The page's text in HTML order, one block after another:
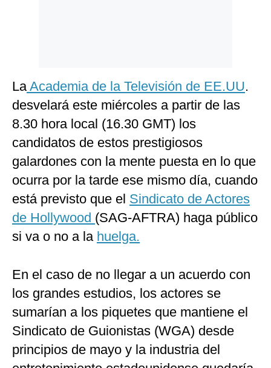
LaAcademia de la Televisión de EE.UU.
desvelará este miércoles a partir de las
8.30 hora local (16.30 GMT) los
candidatos de estos prestigiosos
galardones con la mente puesta en lo que
ocurra por la tarde ese mismo día, cuando
está previsto que el Sindicato de Actores
de Hollywood (SAG-AFTRA) haga público
si va o no a la huelga.
En el caso de no llegar a un acuerdo con
los grandes estudios, los actores se
sumarían a los piquetes que mantiene el
Sindicato de Guionistas (WGA) desde
principios de mayo y la industria del